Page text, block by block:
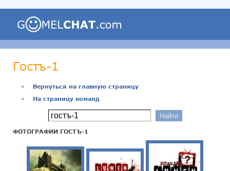
Гостъ-1
●
Вернуться на главную страницу
●
На страницу команд
ФОТОГРАФИИ ГОСТЪ-1